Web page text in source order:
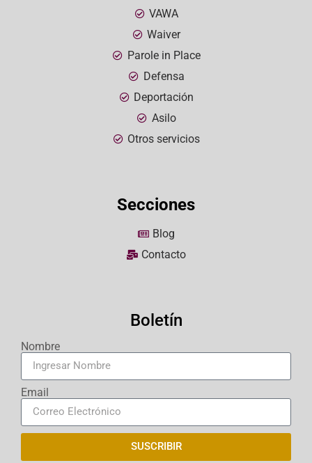
VAWA
Waiver
Parole in Place
Defensa
Deportación
Asilo
Otros servicios
Secciones
Blog
Contacto
Boletín
Nombre
Email
SUSCRIBIR